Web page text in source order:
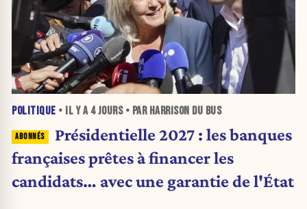
POLITIQUE • IL Y A 4 JOURS• PAR HARRISON DU BUS
Présidentielle 2027 : les banques
françaises prêtes à financer les
candidats… avec une garantie de l'État